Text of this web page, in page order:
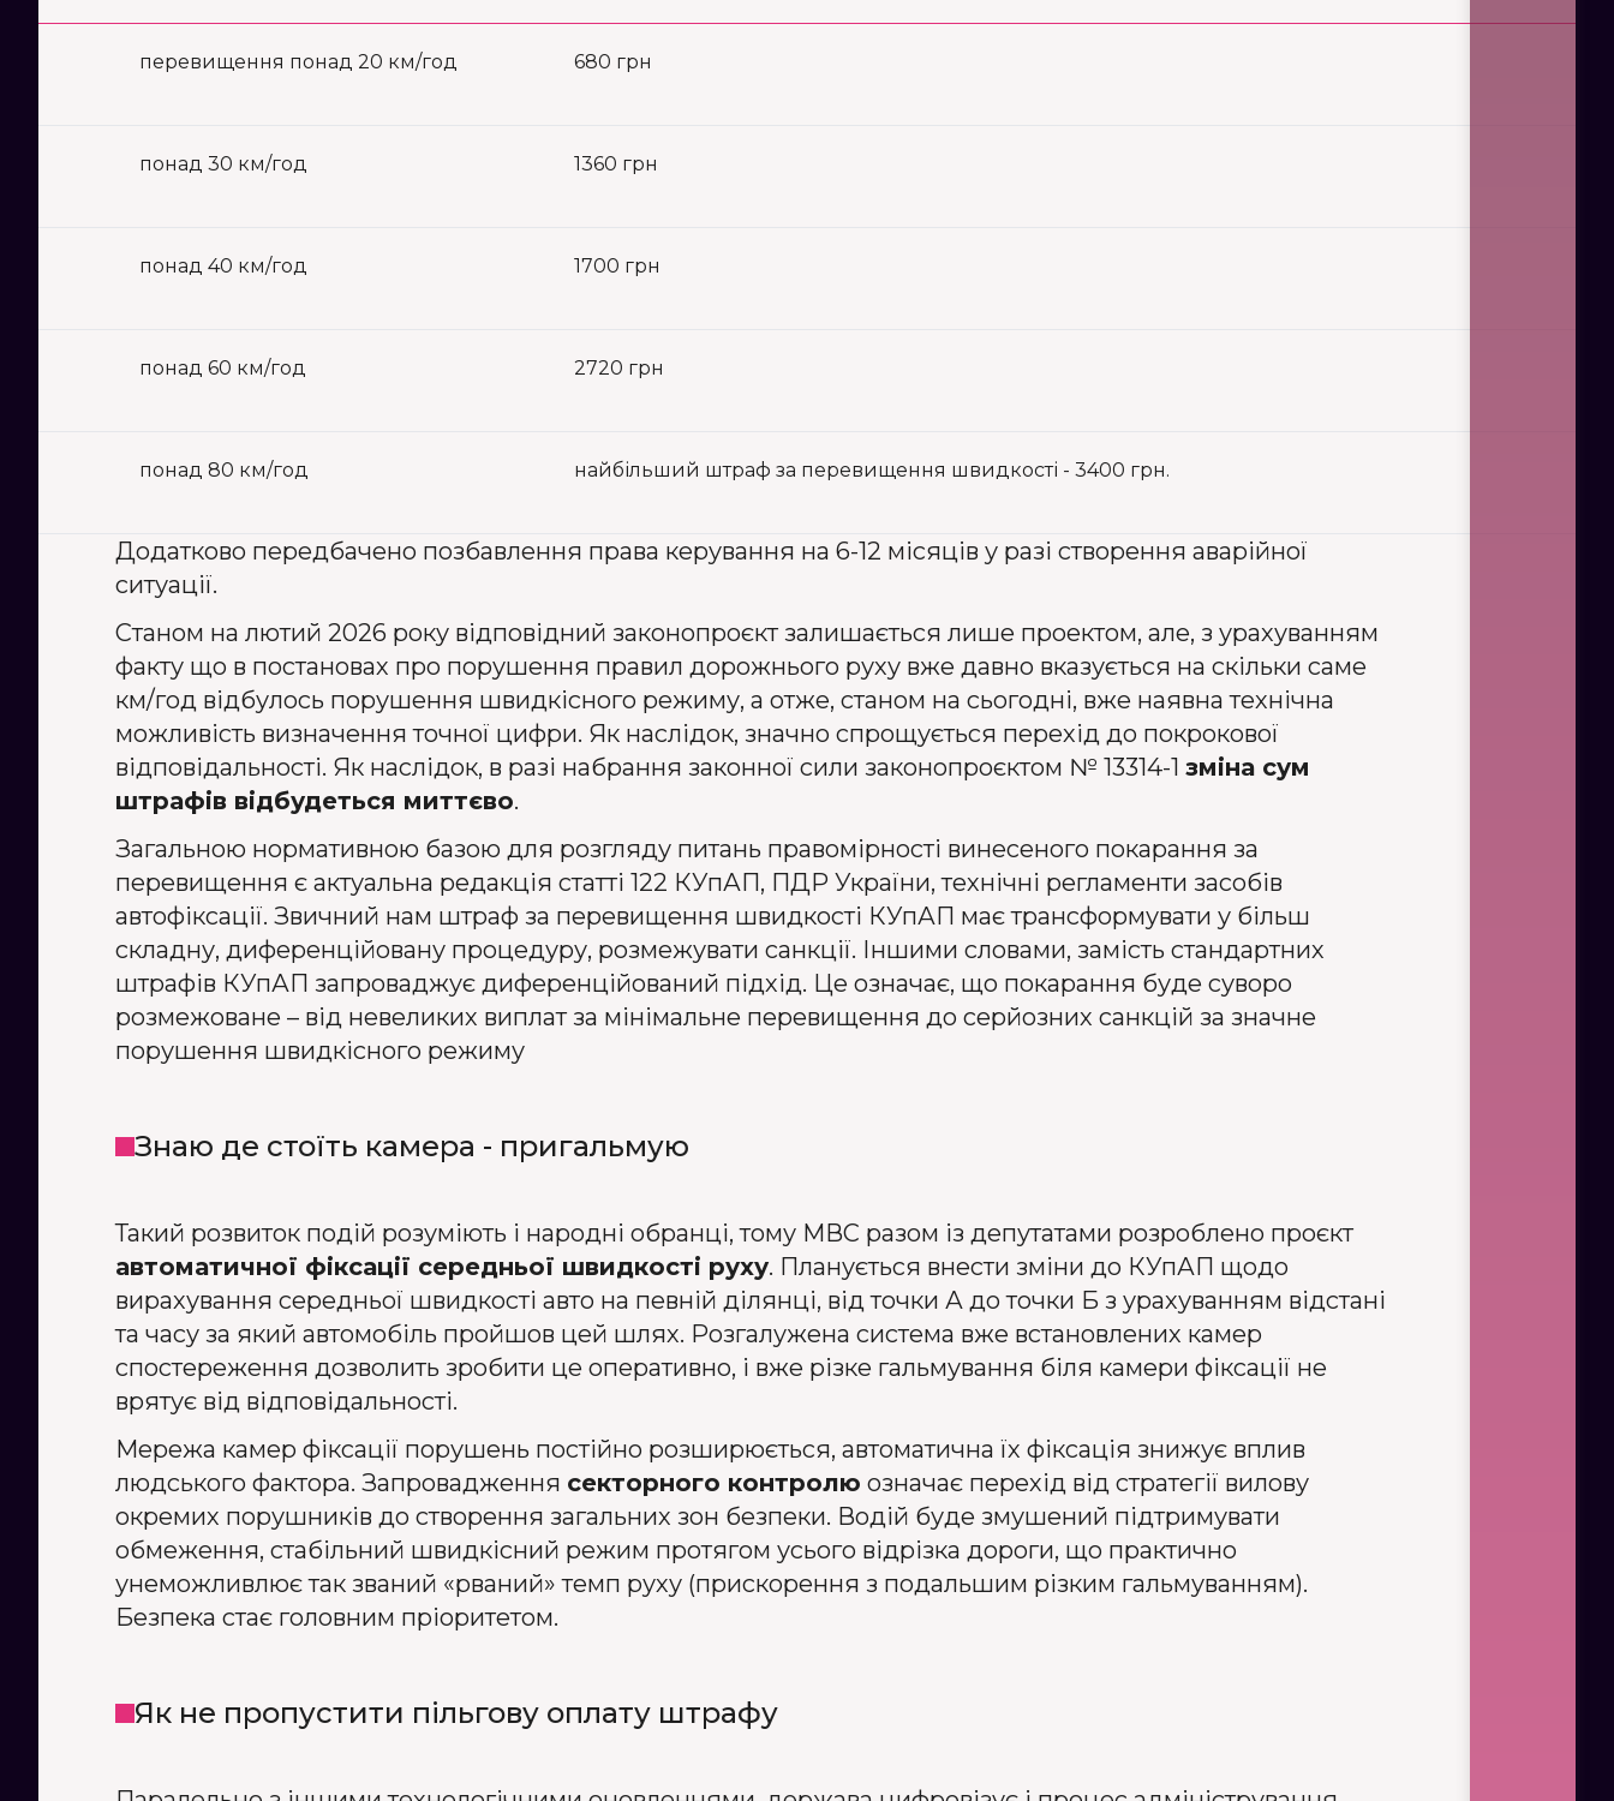
перевищення понад 20 км/год 680 грн
понад 30 км/год 1360 грн
понад 40 км/год 1700 грн
понад 60 км/год 2720 грн
понад 80 км/год найбільший штраф за перевищення швидкості​ - 3400 грн.
Додатково передбачено позбавлення права керування на 6-12 місяців у разі створення аварійної
ситуації.
Станом на лютий 2026 року відповідний законопроєкт залишається лише проектом, але, з урахуванням
факту що в постановах про порушення правил дорожнього руху вже давно вказується на скільки саме
км/год відбулось порушення швидкісного режиму, а отже, станом на сьогодні, вже наявна технічна
можливість визначення точної цифри. Як наслідок, значно спрощується перехід до покрокової
відповідальності. Як наслідок, в разі набрання законної сили законопроєктом № 13314-1 зміна сум
штрафів відбудеться миттєво.
Загальною нормативною базою для розгляду питань правомірності винесеного покарання за
перевищення є актуальна редакція статті 122 КУпАП, ПДР України, технічні регламенти засобів
автофіксації. Звичний нам штраф за перевищення швидкості КУпАП має трансформувати у більш
складну, диференційовану процедуру, розмежувати санкції. Іншими словами, замість стандартних
штрафів КУпАП запроваджує диференційований підхід. Це означає, що покарання буде суворо
розмежоване – від невеликих виплат за мінімальне перевищення до серйозних санкцій за значне
порушення швидкісного режиму
Знаю де стоїть камера - пригальмую
Такий розвиток подій розуміють і народні обранці, тому МВС разом із депутатами розроблено проєкт
автоматичної фіксації середньої швидкості руху. Планується внести зміни до КУпАП щодо
вирахування середньої швидкості авто на певній ділянці, від точки А до точки Б з урахуванням відстані
та часу за який автомобіль пройшов цей шлях. Розгалужена система вже встановлених камер
спостереження дозволить зробити це оперативно, і вже різке гальмування біля камери фіксації не
врятує від відповідальності.
Мережа камер фіксації порушень постійно розширюється, автоматична їх фіксація знижує вплив
людського фактора. Запровадження секторного контролю означає перехід від стратегії вилову
окремих порушників до створення загальних зон безпеки. Водій буде змушений підтримувати
обмеження, стабільний швидкісний режим протягом усього відрізка дороги, що практично
унеможливлює так званий «рваний» темп руху (прискорення з подальшим різким гальмуванням).
Безпека стає головним пріоритетом.
Як не пропустити пільгову оплату штрафу